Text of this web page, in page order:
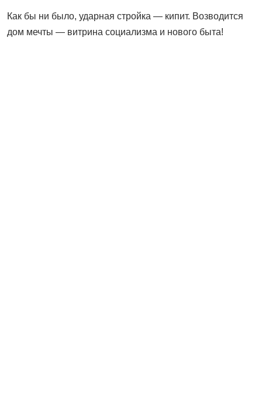
Как бы ни было, ударная стройка — кипит. Возводится
дом мечты — витрина социализма и нового быта!